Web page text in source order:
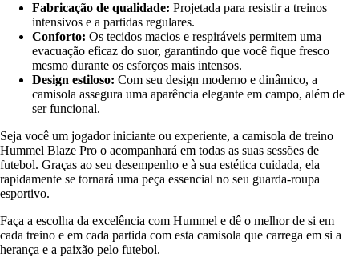
Fabricação de qualidade: Projetada para resistir a treinos
intensivos e a partidas regulares.
Conforto: Os tecidos macios e respiráveis permitem uma
evacuação eficaz do suor, garantindo que você fique fresco
mesmo durante os esforços mais intensos.
Design estiloso: Com seu design moderno e dinâmico, a
camisola assegura uma aparência elegante em campo, além de
ser funcional.
Seja você um jogador iniciante ou experiente, a camisola de treino
Hummel Blaze Pro o acompanhará em todas as suas sessões de
futebol. Graças ao seu desempenho e à sua estética cuidada, ela
rapidamente se tornará uma peça essencial no seu guarda-roupa
esportivo.
Faça a escolha da excelência com Hummel e dê o melhor de si em
cada treino e em cada partida com esta camisola que carrega em si a
herança e a paixão pelo futebol.